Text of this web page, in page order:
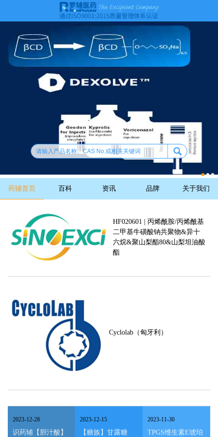
药辅首页 百科 资讯 品牌 关于我们
HF020601 | 丙烯酰胺/丙烯酰基
二甲基牛磺酸钠共聚物&异十
六烷&聚山梨酯80&山梨坦油酸
酯
Cyclolab（匈牙利）
识药辅【胆汁酸】
2023-12-28
【糖族】甘露糖
2023-12-15
TPGS维生素E琥珀
2023-11-30